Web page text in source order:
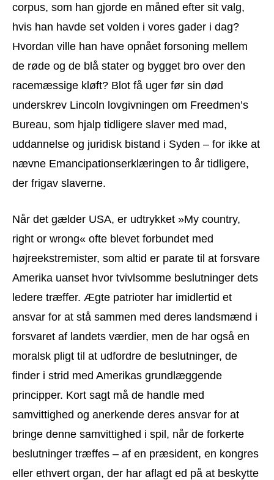
corpus, som han gjorde en måned efter sit valg,
hvis han havde set volden i vores gader i dag?
Hvordan ville han have opnået forsoning mellem
de røde og de blå stater og bygget bro over den
racemæssige kløft? Blot få uger før sin død
underskrev Lincoln lovgivningen om Freedmen’s
Bureau, som hjalp tidligere slaver med mad,
uddannelse og juridisk bistand i Syden – for ikke at
nævne Emancipationserklæringen to år tidligere,
der frigav slaverne.
Når det gælder USA, er udtrykket »My country,
right or wrong« ofte blevet forbundet med
højreekstremister, som altid er parate til at forsvare
Amerika uanset hvor tvivlsomme beslutninger dets
ledere træffer. Ægte patrioter har imidlertid et
ansvar for at stå sammen med deres landsmænd i
forsvaret af landets værdier, men de har også en
moralsk pligt til at udfordre de beslutninger, de
finder i strid med Amerikas grundlæggende
principper. Kort sagt må de handle med
samvittighed og anerkende deres ansvar for at
bringe denne samvittighed i spil, når de forkerte
beslutninger træffes – af en præsident, en kongres
eller ethvert organ, der har aflagt ed på at beskytte